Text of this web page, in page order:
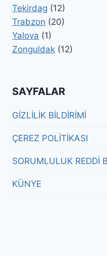
Tekirdag (12)
Trabzon (20)
Yalova (1)
Zonguldak (12)
SAYFALAR
GİZLİLİK BİLDİRİMİ
ÇEREZ POLİTİKASI
SORUMLULUK REDDİ
KÜNYE